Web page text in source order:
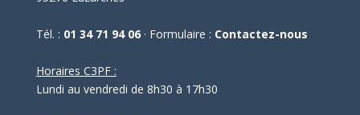
Tél. : 01 34 71 94 06· Formulaire : Contactez-nous
Horaires C3PF :
Lundi au vendredi de 8h30 à 17h30